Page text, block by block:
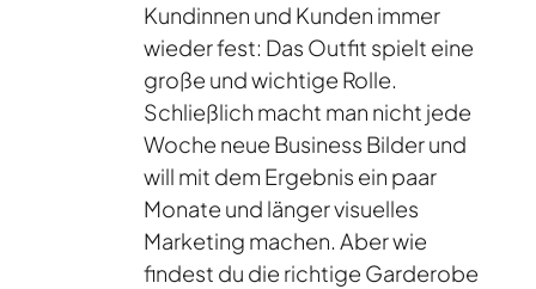
Kundinnen und Kunden immer
wieder fest: Das Outfit spielt eine
große und wichtige Rolle.
Schließlich macht man nicht jede
Woche neue Business Bilder und
will mit dem Ergebnis ein paar
Monate und länger visuelles
Marketing machen. Aber wie
findest du die richtige Garderobe